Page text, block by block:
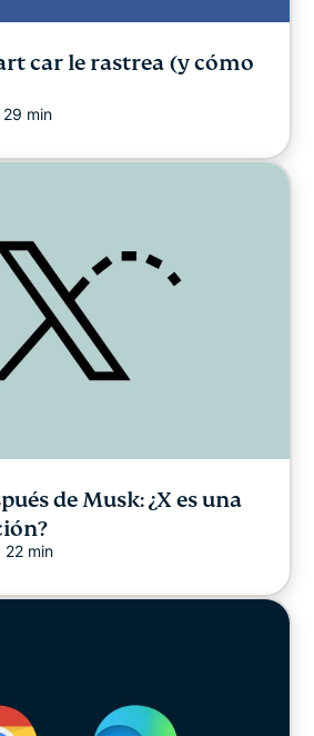
car le rastrea (y cómo
29 min
de Musk: ¿X es una
22 min